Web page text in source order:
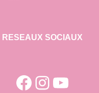
RESEAUX SOCIAUX
Facebook